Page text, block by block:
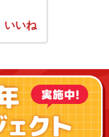
いいね